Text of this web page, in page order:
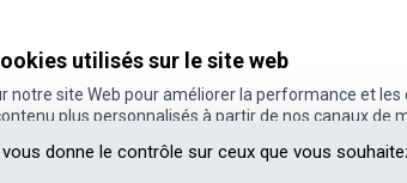
donne le contrôle sur ceux que vous
utilisés sur le site web
notre site Web pour améliorer la performance et
plus personnalisés à partir de nos canaux de
Decidim
(Lien externe)
.